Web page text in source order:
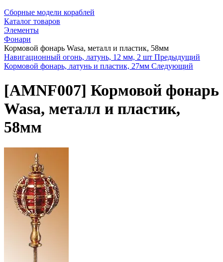
Сборные модели кораблей
Каталог товаров
Элементы
Фонари
Кормовой фонарь Wasa, металл и пластик, 58мм
Навигационный огонь, латунь, 12 мм, 2 шт Предыдущий
Кормовой фонарь, латунь и пластик, 27мм Следующий
[AMNF007] Кормовой фонарь
Wasa, металл и пластик,
58мм